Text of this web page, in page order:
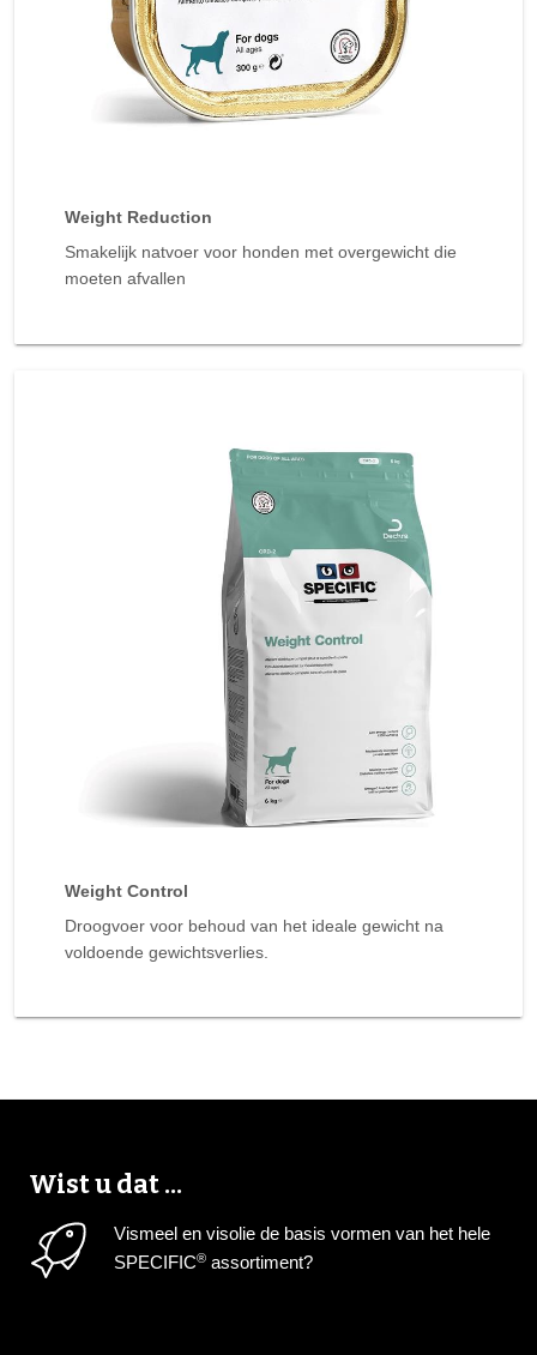
Weight Reduction
Smakelijk natvoer voor honden met overgewicht die
moeten afvallen
Weight Control
Droogvoer voor behoud van het ideale gewicht na
voldoende gewichtsverlies.
Wist u dat ...
Vismeel en visolie de basis vormen van het hele
SPECIFIC® assortiment?